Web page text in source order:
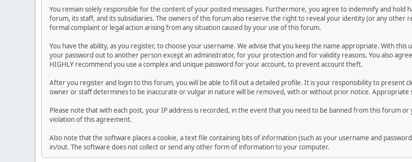
You remain solely responsible for the content of your posted messages. Furthermore, you agree to indemnify and hold
forum, its staff, and its subsidiaries. The owners of this forum also reserve the right to reveal your identity (or any other
formal complaint or legal action arising from any situation caused by your use of this forum.
You have the ability, as you register, to choose your username. We advise that you keep the name appropriate. With
your password out to another person except an administrator, for your protection and for validity reasons. You also
HIGHLY recommend you use a complex and unique password for your account, to prevent account theft.
After you register and login to this forum, you will be able to fill out a detailed profile. It is your responsibility to present
owner or staff determines to be inaccurate or vulgar in nature will be removed, with or without prior notice. Appropriate
Please note that with each post, your IP address is recorded, in the event that you need to be banned from this forum
violation of this agreement.
Also note that the software places a cookie, a text file containing bits of information (such as your username and
in/out. The software does not collect or send any other form of information to your computer.